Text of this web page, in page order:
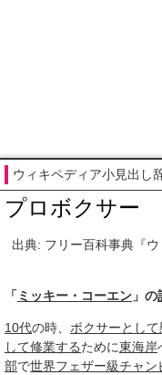
ウィキペディア小見出し
プロボクサー
出典: フリー百科事典『
「 ミッキー・コーエン 」の
10代の時、 ボクサーとして
して修業するために東海岸
部で世界フェザー級チャン